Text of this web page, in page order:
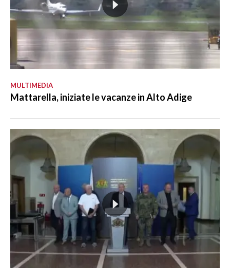
MULTIMEDIA
Mattarella, iniziate le vacanze in Alto Adige